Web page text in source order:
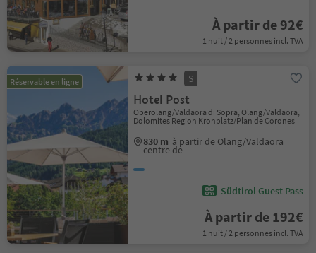
À partir de 92€
1 nuit / 2 personnes incl. TVA
Réservable en ligne S
Hotel Post
Oberolang/Valdaora di Sopra, Olang/Valdaora,
Dolomites Region Kronplatz/Plan de Corones
830 m à partir de Olang/Valdaora
centre de
Südtirol Guest Pass
À partir de 192€
1 nuit / 2 personnes incl. TVA